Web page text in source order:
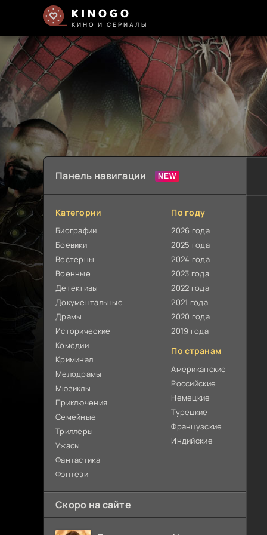
KINOGO
КИНО И СЕРИАЛЫ
Панель навигации
Категории
Биографии
Боевики
Вестерны
Военные
Детективы
Документальные
Драмы
Исторические
Комедии
Криминал
Мелодрамы
Мюзиклы
Приключения
Семейные
Триллеры
Ужасы
Фантастика
Фэнтези
По году
2026 года
2025 года
2024 года
2023 года
2022 года
2021 года
2020 года
2019 года
По странам
Американские
Российские
Немецкие
Турецкие
Французские
Индийские
Скоро на сайте